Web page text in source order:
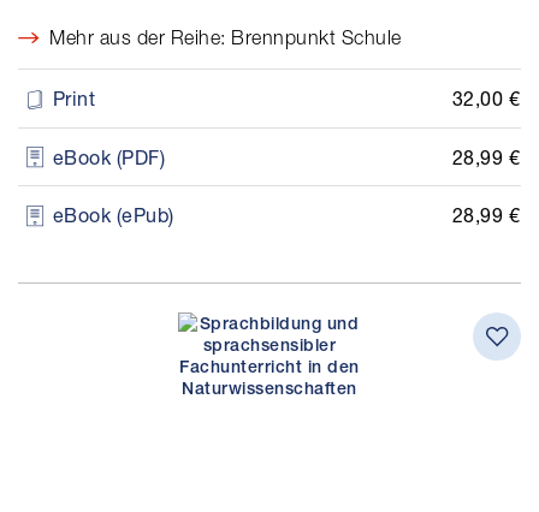
Mehr aus der Reihe: Brennpunkt Schule
Print 32,00 €
eBook (PDF) 28,99 €
eBook (ePub) 28,99 €